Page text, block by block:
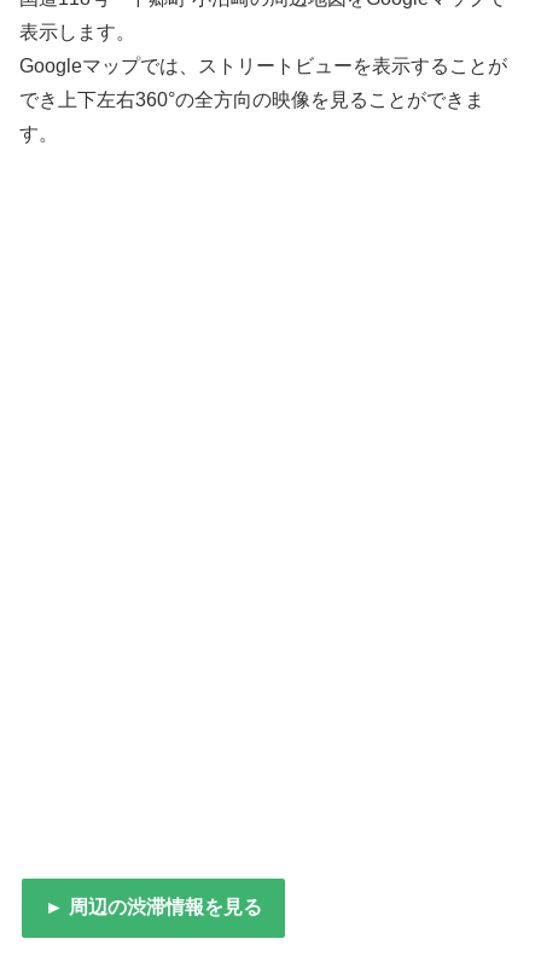
表示します。
Googleマップでは、ストリートビューを表示することが
でき上下左右360°の全方向の映像を見ることができま
す。
► 周辺の渋滞情報を見る